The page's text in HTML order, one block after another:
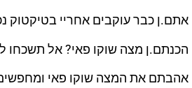
אתם.ן כבר עוקבים אחריי בטיקטוק
הכנתם.ן מצה שוקו פאי? אל תשכחו
אהבתם את המצה שוקו פאי